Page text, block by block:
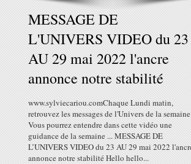
MESSAGE DE
L'UNIVERS VIDEO du 23
AU 29 mai 2022 l'ancre
annonce notre stabilité
www.sylviecariou.comChaque Lundi matin,
retrouvez les messages de l'Univers de la
Vous pourrez entendre dans cette vidéo une
guidance de la semaine ... MESSAGE DE
L’UNIVERS VIDEO du 23 AU 29 mai 2022
annonce notre stabilité Hello hello...